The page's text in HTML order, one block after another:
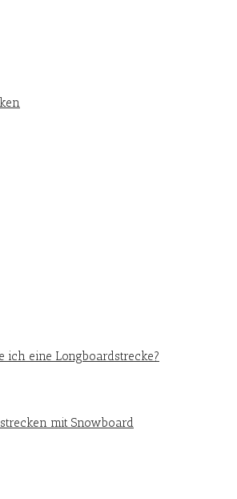
ich eine Longboardstrecke?
mit Snowboard